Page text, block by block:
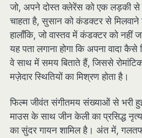
जो, अपने दोस्त क्लेरेंस को एक लड़की से
चाहता है, सुसान को कंडक्टर से मिलवाने
हालाँकि, जो वास्तव में कंडक्टर को नहीं
यह पता लगाना होगा कि अपना वादा
वे साथ में समय बिताते हैं, जिससे
मज़ेदार स्थितियों का मिश्रण होता है।
फिल्म जीवंत संगीतमय संख्याओं से भरी
माउस के साथ जीन केली का प्रसिद्ध
का सुंदर गायन शामिल है। अंत में,